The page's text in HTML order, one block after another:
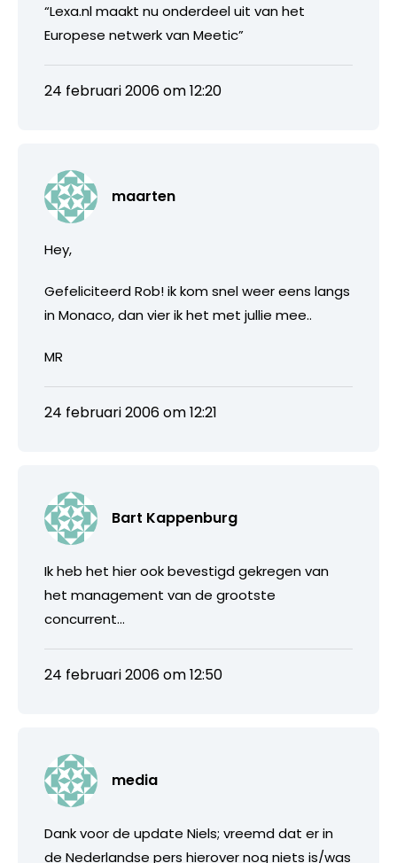
“Lexa.nl maakt nu onderdeel uit van het
Europese netwerk van Meetic”
24 februari 2006 om 12:20
maarten
Hey,
Gefeliciteerd Rob! ik kom snel weer eens langs
in Monaco, dan vier ik het met jullie mee..
MR
24 februari 2006 om 12:21
Bart Kappenburg
Ik heb het hier ook bevestigd gekregen van
het management van de grootste
concurrent…
24 februari 2006 om 12:50
media
Dank voor de update Niels; vreemd dat er in
de Nederlandse pers hierover nog niets is/was